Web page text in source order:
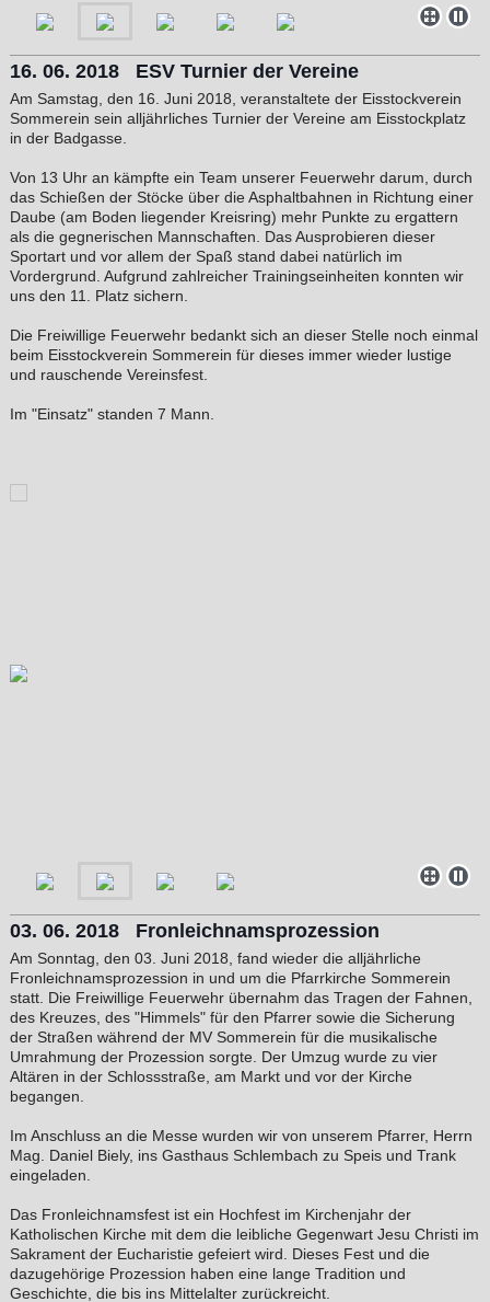
16. 06. 2018 ESV Turnier der Vereine
Am Samstag, den 16. Juni 2018, veranstaltete der Eisstockverein
Sommerein sein alljährliches Turnier der Vereine am Eisstockplatz
in der Badgasse.
Von 13 Uhr an kämpfte ein Team unserer Feuerwehr darum, durch
das Schießen der Stöcke über die Asphaltbahnen in Richtung einer
Daube (am Boden liegender Kreisring) mehr Punkte zu ergattern
als die gegnerischen Mannschaften. Das Ausprobieren dieser
Sportart und vor allem der Spaß stand dabei natürlich im
Vordergrund. Aufgrund zahlreicher Trainingseinheiten konnten wir
uns den 11. Platz sichern.
Die Freiwillige Feuerwehr bedankt sich an dieser Stelle noch einmal
beim Eisstockverein Sommerein für dieses immer wieder lustige
und rauschende Vereinsfest.
Im "Einsatz" standen 7 Mann.
03. 06. 2018 Fronleichnamsprozession
Am Sonntag, den 03. Juni 2018, fand wieder die alljährliche
Fronleichnamsprozession in und um die Pfarrkirche Sommerein
statt. Die Freiwillige Feuerwehr übernahm das Tragen der Fahnen,
des Kreuzes, des "Himmels" für den Pfarrer sowie die Sicherung
der Straßen während der MV Sommerein für die musikalische
Umrahmung der Prozession sorgte . Der Umzug wurde zu vier
Altären in der Schlossstraße, am Markt und vor der Kirche
begangen.
Im Anschluss an die Messe wurden wir von unserem Pfarrer, Herrn
Mag. Daniel Biely, ins Gasthaus Schlembach zu Speis und Trank
eingeladen.
Das Fronleichnamsfest ist ein Hochfest im Kirchenjahr der
Katholischen Kirche mit dem die leibliche Gegenwart Jesu Christi im
Sakrament der Eucharistie gefeiert wird. Dieses Fest und die
dazugehörige Prozession haben eine lange Tradition und
Geschichte, die bis ins Mittelalter zurückreicht.